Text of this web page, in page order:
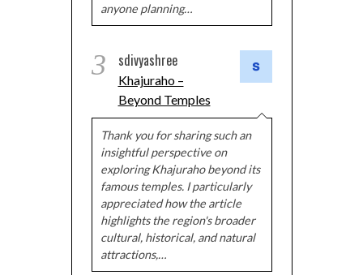
anyone planning…
3 sdivyashree
Khajuraho –
Beyond Temples
Thank you for sharing such an
insightful perspective on
exploring Khajuraho beyond its
famous temples. I particularly
appreciated how the article
highlights the region's broader
cultural, historical, and natural
attractions,…